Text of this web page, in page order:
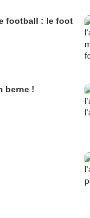
football : le foot
berne !